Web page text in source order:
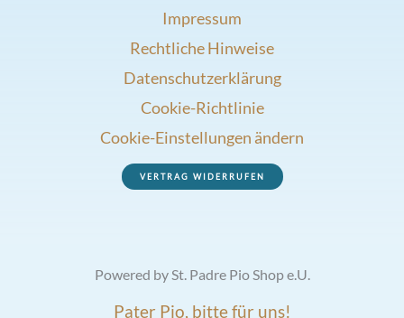
Impressum
Rechtliche Hinweise
Datenschutzerklärung
Cookie-Richtlinie
Cookie-Einstellungen ändern
VERTRAG WIDERRUFEN
Powered by St. Padre Pio Shop e.U.
Pater Pio, bitte für uns!